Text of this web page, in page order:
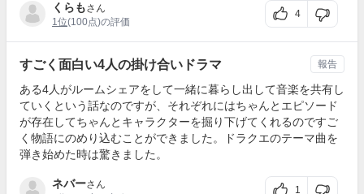
くらもさん
1位(100点)の評価
4
すごく面白い4人の掛け合いドラマ
ある4人がルームシェアをして一緒に暮らし出して音楽を共有し
ていくという話なのですが、それぞれにはちゃんとエピソード
が存在してちゃんとキャラクターを掘り下げてくれるのですご
く物語にのめり込むことができました。ドラクエのテーマ曲を
弾き始めた時は驚きました。
ネバーさん
1
報告